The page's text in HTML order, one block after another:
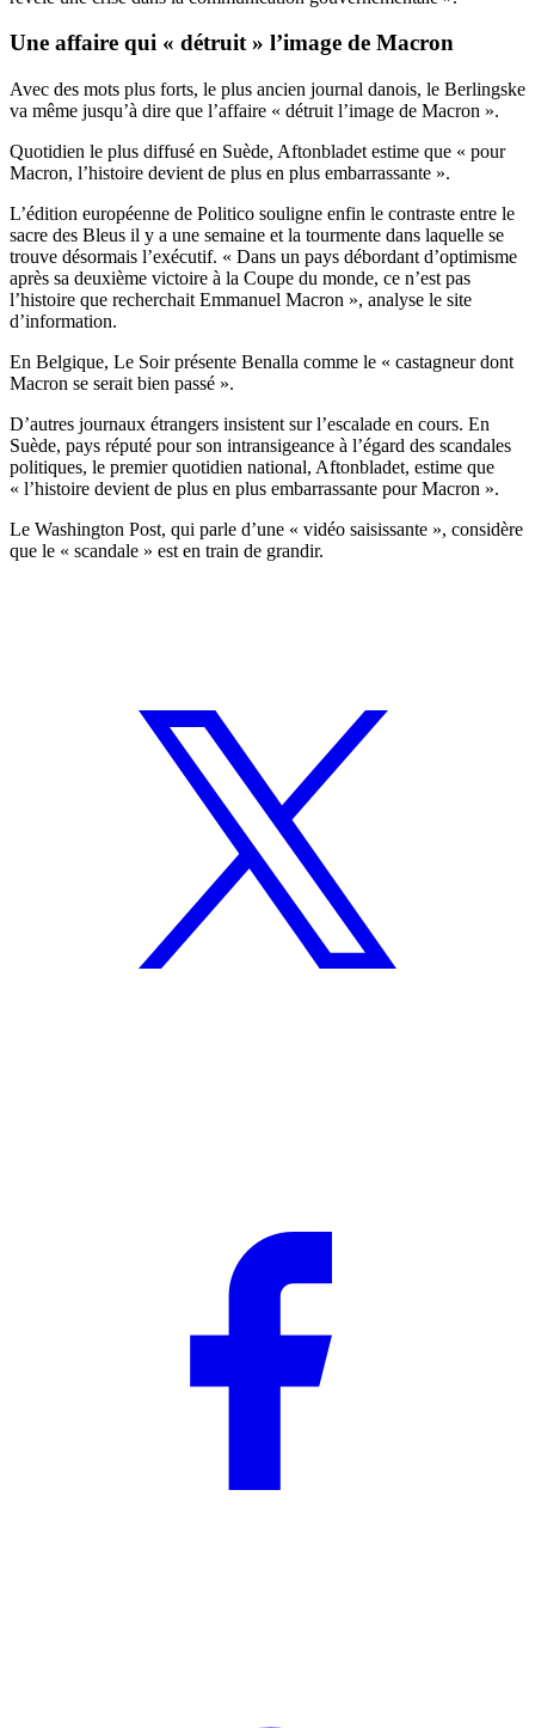
Une affaire qui « détruit » l’image de Macron
Avec des mots plus forts, le plus ancien journal danois, le Berlingske
va même jusqu’à dire que l’affaire « détruit l’image de Macron ».
Quotidien le plus diffusé en Suède, Aftonbladet estime que « pour
Macron, l’histoire devient de plus en plus embarrassante ».
L’édition européenne de Politico souligne enfin le contraste entre le
sacre des Bleus il y a une semaine et la tourmente dans laquelle se
trouve désormais l’exécutif. « Dans un pays débordant d’optimisme
après sa deuxième victoire à la Coupe du monde, ce n’est pas
l’histoire que recherchait Emmanuel Macron », analyse le site
d’information.
En Belgique, Le Soir présente Benalla comme le « castagneur dont
Macron se serait bien passé ».
D’autres journaux étrangers insistent sur l’escalade en cours. En
Suède, pays réputé pour son intransigeance à l’égard des scandales
politiques, le premier quotidien national, Aftonbladet, estime que
« l’histoire devient de plus en plus embarrassante pour Macron ».
Le Washington Post, qui parle d’une « vidéo saisissante », considère
que le « scandale » est en train de grandir.